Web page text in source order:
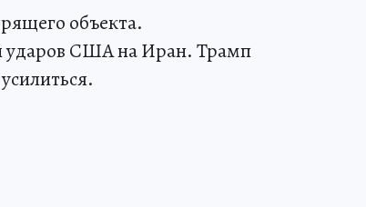
объекта.
ударов США на Иран. Трамп